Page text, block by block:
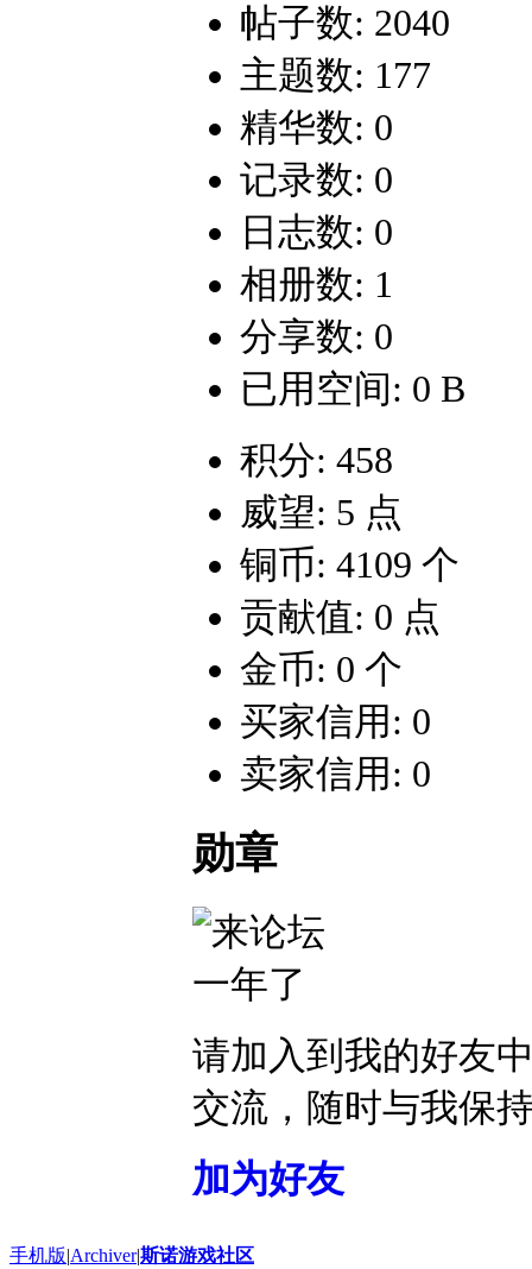
帖子数: 2040
主题数: 177
精华数: 0
记录数: 0
日志数: 0
相册数: 1
分享数: 0
已用空间: 0 B
积分: 458
威望: 5 点
铜币: 4109 个
贡献值: 0 点
金币: 0 个
买家信用: 0
卖家信用: 0
勋章
请加入到我的好友
交流，随时与我保
加为好友
手机版|Archiver|斯诺游戏社区